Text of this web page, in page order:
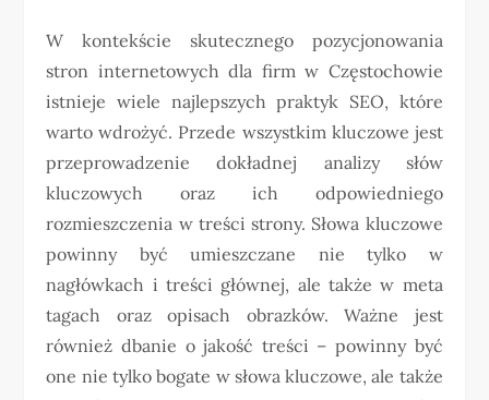
W kontekście skutecznego pozycjonowania
stron internetowych dla firm w Częstochowie
istnieje wiele najlepszych praktyk SEO, które
warto wdrożyć. Przede wszystkim kluczowe jest
przeprowadzenie dokładnej analizy słów
kluczowych oraz ich odpowiedniego
rozmieszczenia w treści strony. Słowa kluczowe
powinny być umieszczane nie tylko w
nagłówkach i treści głównej, ale także w meta
tagach oraz opisach obrazków. Ważne jest
również dbanie o jakość treści – powinny być
one nie tylko bogate w słowa kluczowe, ale także